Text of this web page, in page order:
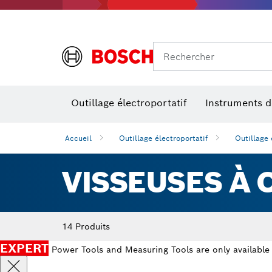
Rechercher
Outillage électroportatif Instruments
Accueil Outillage électroportatif Outillage
VISSEUSES À
14 Produits
EXPERT Power Tools and Measuring Tools are only